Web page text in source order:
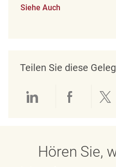
Siehe Auch
Teilen Sie diese
Über LinkedIn
Über
Hören Sie,